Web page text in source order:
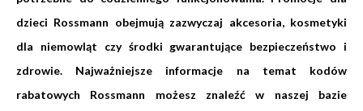
dzieci Rossmann obejmują zazwyczaj akcesoria, kosmetyki
dla niemowląt czy środki gwarantujące bezpieczeństwo i
zdrowie. Najważniejsze informacje na temat kodów
rabatowych Rossmann możesz znaleźć w naszej bazie